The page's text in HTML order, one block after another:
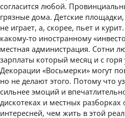
согласится любой.
грязные дома. Детские
не играет, а, скорее, пьет и
какому-то иностранному
местная администрация. Сотни
зарплаты который месяц и с
Декорации «Восьмерки» могут
но не делают этого. Потому что
сильнее эмоций и
дискотеках и местных разборках
интересней, чем жить в этой